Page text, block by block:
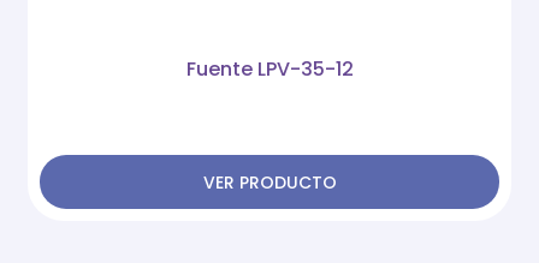
Fuente LPV-35-12
VER PRODUCTO